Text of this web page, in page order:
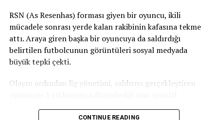
RSN (As Resenhas) forması giyen bir oyuncu, ikili
mücadele sonrası yerde kalan rakibinin kafasına tekme
attı. Araya giren başka bir oyuncuya da saldırdığı
belirtilen futbolcunun görüntüleri sosyal medyada
büyük tepki çekti.
Olayın ardından lig yönetimi, saldırıyı gerçekleştiren
CONTINUE READING